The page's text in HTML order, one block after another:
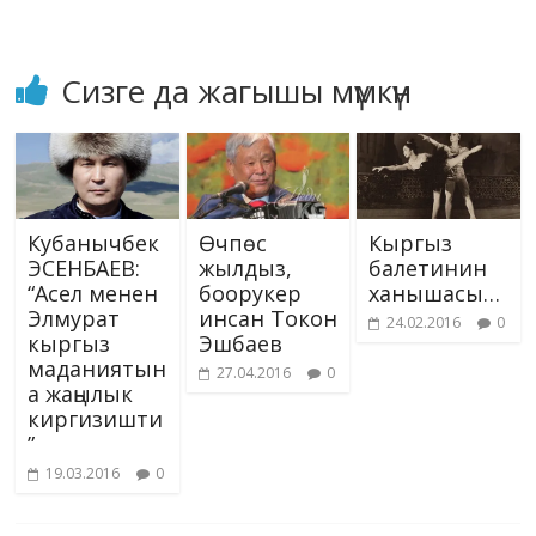
Сизге да жагышы мүмкүн
Кубанычбек
ЭСЕНБАЕВ:
“Асел менен
Элмурат
кыргыз
маданиятын
а жаңылык
киргизишти
”
19.03.2016 0
Өчпөс
жылдыз,
боорукер
инсан Токон
Эшбаев
27.04.2016 0
Кыргыз
балетинин
ханышасы…
24.02.2016 0